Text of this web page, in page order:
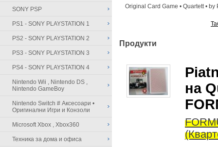
SONY PSP
PS1 - SONY PLAYSTATION 1
PS2 - SONY PLAYSTATION 2
PS3 - SONY PLAYSTATION 3
PS4 - SONY PLAYSTATION 4
Nintendo Wii , Nintendo DS ,
Nintendo GameBoy
Nintendo Switch # Аксесоари •
Оригинални Игри и Конзоли
Microsoft Xbox , Xbox360
Техника за дома и офиса
Original Card Game • Quartett •
Продукти
на